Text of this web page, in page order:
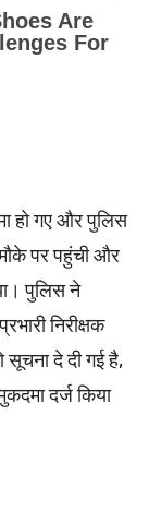
हो गए और पुलिस
पर पहुंची और
पुलिस ने
निरीक्षक
सूचना दे दी गई है,
दर्ज किया